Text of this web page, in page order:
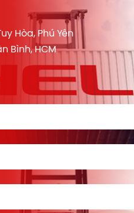
Hòa, Phú Yên
Bình, HCM